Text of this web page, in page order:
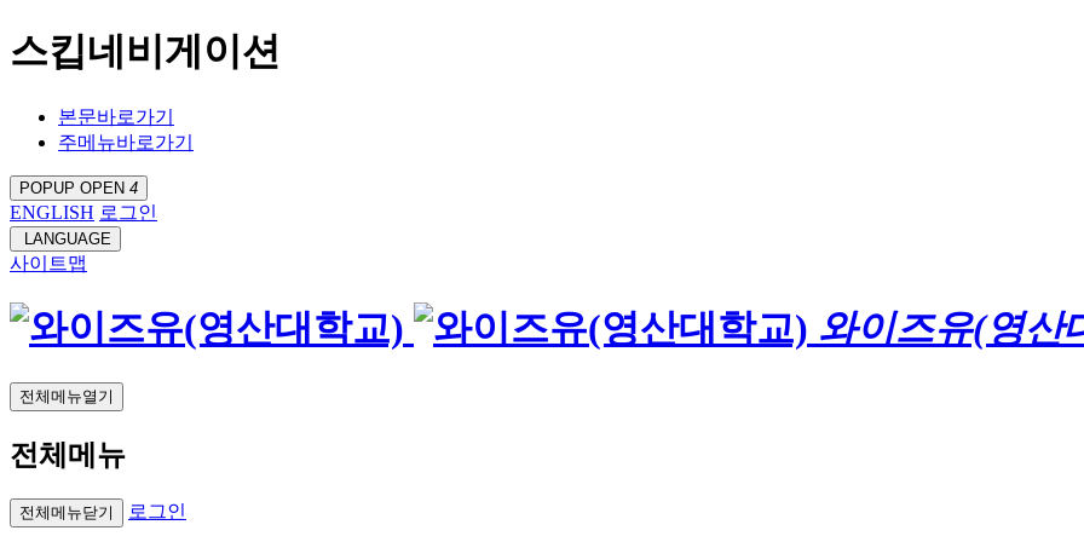
스킵네비게이션
본문바로가기
주메뉴바로가기
POPUP OPEN 4
ENGLISH 로그인
LANGUAGE
사이트맵
와이즈유(영산
전체메뉴열기
전체메뉴
전체메뉴닫기 로그인